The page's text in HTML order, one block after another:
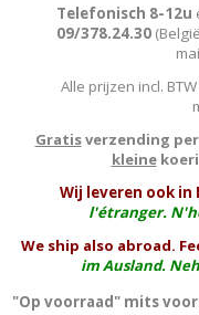
Telefonisch 8-12u
09/378.24.30
Alle prijzen incl.
Gratisverzending per
kleine
Wij leveren ook in
l'étranger.
We ship also abroad.
im Ausland.
"Op voorraad" mits